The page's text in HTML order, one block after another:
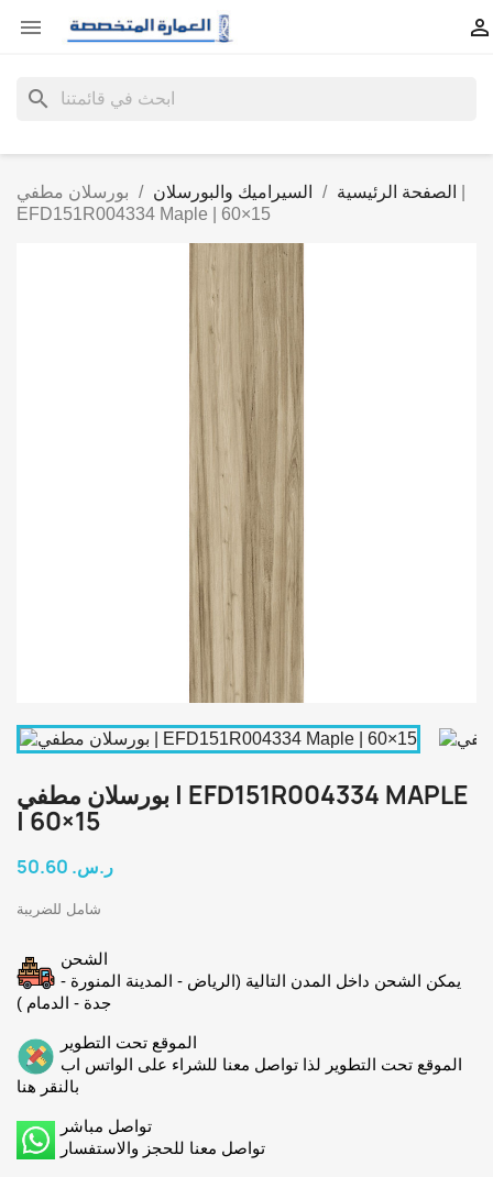
 
search
الصفحة الرئيسية السيراميك والبورسلان
بورسلان مطفي |
EFD151R004334 Maple | 60×15
بورسلان مطفي | EFD151R004334 MAPLE
| 60×15
50.60 ر.س.‏
شامل للضريبة
الشحن
يمكن الشحن داخل المدن التالية (الرياض - المدينة المنورة -
جدة - الدمام )
الموقع تحت التطوير
الموقع تحت التطوير لذا تواصل معنا للشراء على الواتس اب
بالنقر هنا
تواصل مباشر
تواصل معنا للحجز والاستفسار